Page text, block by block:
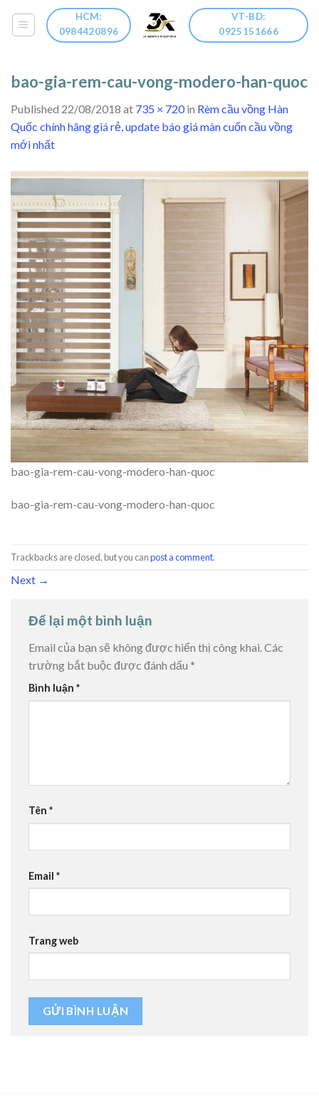
HCM:
0984420896
VT-BD:
0925151666
bao-gia-rem-cau-vong-modero-han-quoc
Published 22/08/2018 at 735 × 720in Rèm cầu vồng Hàn
Quốc chính hãng giá rẻ, update báo giá màn cuốn cầu vồng
mới nhất
bao-gia-rem-cau-vong-modero-han-quoc
bao-gia-rem-cau-vong-modero-han-quoc
Trackbacks are closed, but you canpost a comment.
Next →
Để lại một bình luận
Email của bạn sẽ không được hiển thị công khai.Các
trường bắt buộc được đánh dấu *
Bình luận *
Tên *
Email *
Trang web